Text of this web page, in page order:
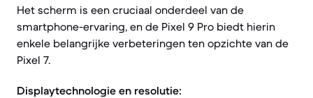
Het scherm is een cruciaal onderdeel van de
smartphone-ervaring, en de Pixel 9 Pro biedt hierin
enkele belangrijke verbeteringen ten opzichte van de
Pixel 7.
Displaytechnologie en resolutie: